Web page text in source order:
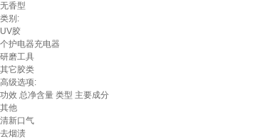
无香型
类别:
UV胶
个护电器充电器
研磨工具
其它胶类
高级选项:
功效 总净含量 类型 主要成分
其他
清新口气
去烟渍